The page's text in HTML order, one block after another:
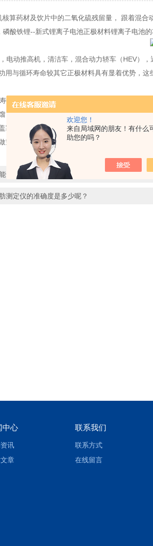
欢迎您！
来自局域网的朋友！有什么
助您的吗？
算药材及饮片中的二氧化硫残留量， 跟着混合
磷酸铁锂--新式锂离子电池正极材料锂离子电池
电动推高机，清洁车，混合动力轿车（HEV）
用与循环寿命较其它正极材料具有显着优势，
命长等优点，已经成为新一代锂离子电池志向的
，水循环及氮吹等功用为一体，可一同供应3-5
塞、加热蒸馏，当蒸馏液约200mL时，使冷凝
空白试验，且在30s内不褪色为止，记载所用碘
一体化蒸馏仪配置选择
测定仪的准确度是多少呢？
中心
讯
章
联系我们
联系方式
在线留言